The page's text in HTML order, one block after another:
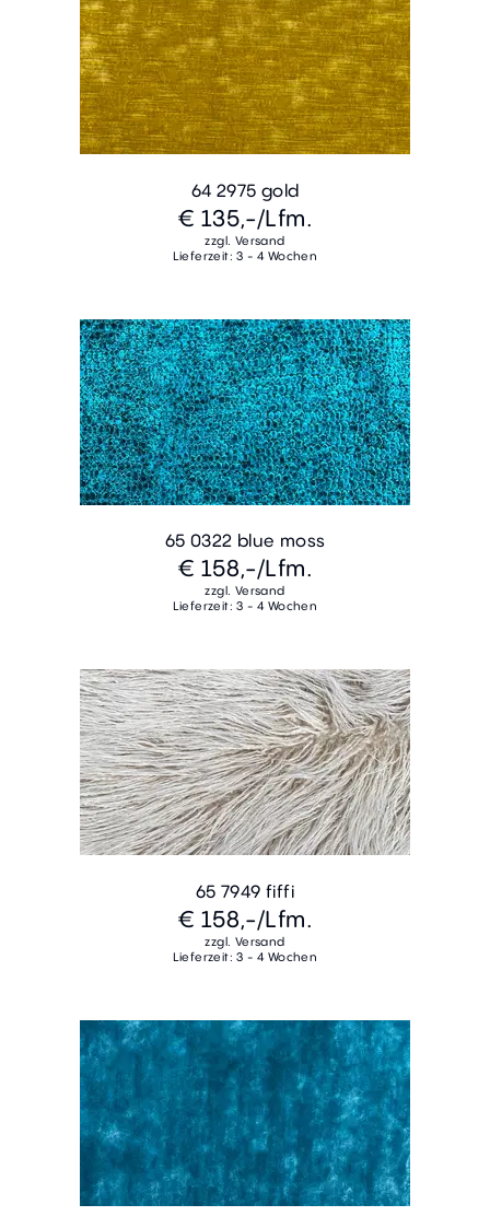
64 2975 gold
€ 135,-/Lfm.
zzgl. Versand
Lieferzeit: 3 - 4 Wochen
65 0322 blue moss
€ 158,-/Lfm.
zzgl. Versand
Lieferzeit: 3 - 4 Wochen
65 7949 fiffi
€ 158,-/Lfm.
zzgl. Versand
Lieferzeit: 3 - 4 Wochen